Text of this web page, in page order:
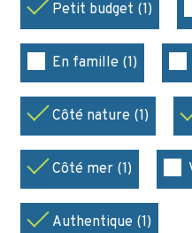
Petit budget (1)
En famille (1)
Côté nature (1)
Côté mer (1)
Authentique (1)